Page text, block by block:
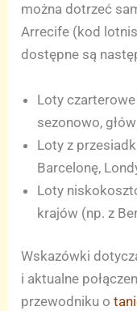
można dotrzeć
Arrecife (kod
dostępne są
Loty
sezonowo,
Loty z
Barcelonę,
Loty
krajów (np. z
Wskazówki
i aktualne
przewodniku o